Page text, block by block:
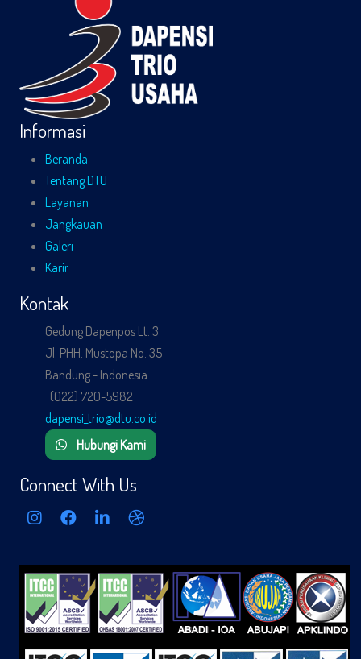
Informasi
Beranda
Tentang DTU
Layanan
Jangkauan
Galeri
Karir
Kontak
Gedung Dapenpos Lt. 3
Jl. PHH. Mustopa No. 35
Bandung - Indonesia
(022) 720-5982
dapensi_trio@dtu.co.id
Hubungi Kami
Connect With Us